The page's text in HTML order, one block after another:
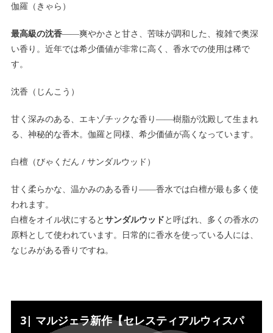
伽羅（きゃら）
最高級の沈香――爽やかさと甘さ、苦味が調和した、複雑で奥深
い香り。近年では希少価値が非常に高く、香水での使用は稀で
す。
沈香（じんこう）
甘く深みのある、エキゾチックな香り――樹脂が沈殿して生まれ
る、神秘的な香木。伽羅と同様、希少価値が高くなっています。
白檀（びゃくだん / サンダルウッド）
甘く柔らかな、温かみのある香り――香水では白檀が最も多く使
われます。
白檀をオイル状にするとサンダルウッドと呼ばれ、多くの香水の
原料として使われています。日常的に香水を使っている人には、
なじみがある香りですね。
3| マルジェラ新作【セレスティアルウィスパ